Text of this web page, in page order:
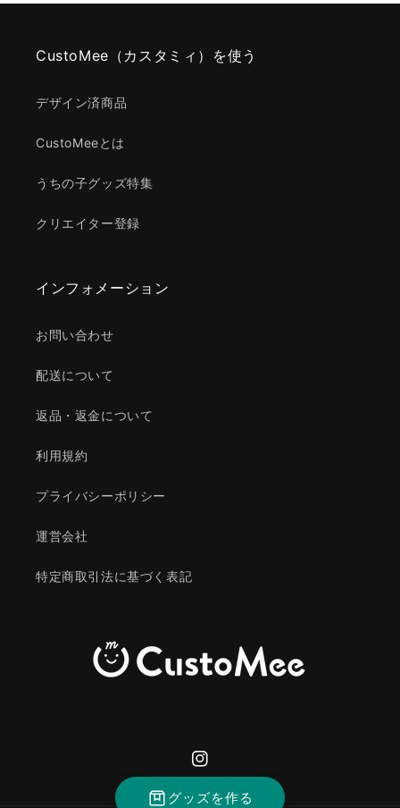
CustoMee（カスタミィ）を使う
デザイン済商品
CustoMeeとは
うちの子グッズ特集
クリエイター登録
インフォメーション
お問い合わせ
配送について
返品・返金について
利用規約
プライバシーポリシー
運営会社
特定商取引法に基づく表記
Instagram
グッズを作る